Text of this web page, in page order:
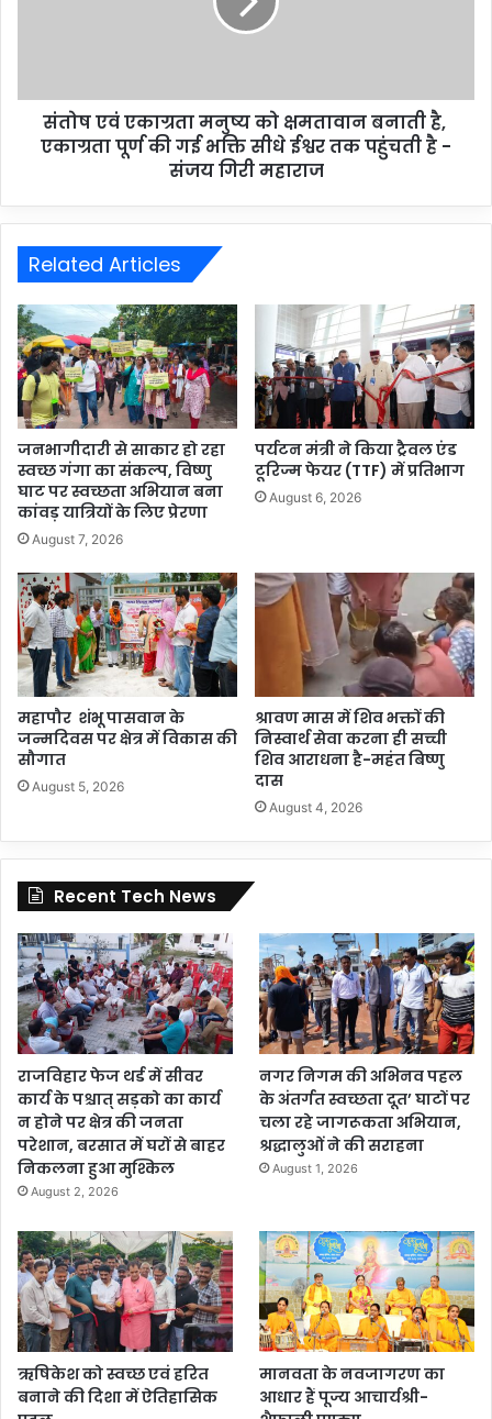
संतोष एवं एकाग्रता मनुष्य को क्षमतावान बनाती है,
एकाग्रता पूर्ण की गई भक्ति सीधे ईश्वर तक पहुंचती है -
संजय गिरी महाराज
Related Articles
जनभागीदारी से साकार हो रहा
स्वच्छ गंगा का संकल्प, विष्णु
घाट पर स्वच्छता अभियान बना
कांवड़ यात्रियों के लिए प्रेरणा
August 7, 2026
पर्यटन मंत्री ने किया ट्रैवल एंड
टूरिज्म फेयर (TTF) में प्रतिभाग
August 6, 2026
महापौर शंभू पासवान के
जन्मदिवस पर क्षेत्र में विकास की
सौगात
August 5, 2026
श्रावण मास में शिव भक्तों की
निस्वार्थ सेवा करना ही सच्ची
शिव आराधना है-महंत बिष्णु
दास
August 4, 2026
Recent Tech News
राजविहार फेज थर्ड में सीवर
कार्य के पश्चात् सड़को का कार्य
न होने पर क्षेत्र की जनता
परेशान, बरसात में घरों से बाहर
निकलना हुआ मुश्किल
August 2, 2026
नगर निगम की अभिनव पहल
के अंतर्गत स्वच्छता दूत’ घाटों पर
चला रहे जागरूकता अभियान,
श्रद्धालुओं ने की सराहना
August 1, 2026
ऋषिकेश को स्वच्छ एवं हरित
बनाने की दिशा में ऐतिहासिक
मानवता के नवजागरण का
आधार हैं पूज्य आचार्यश्री-